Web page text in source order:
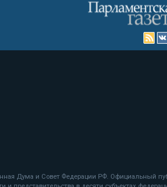
Дума и Совет Федерации РФ. Официальный